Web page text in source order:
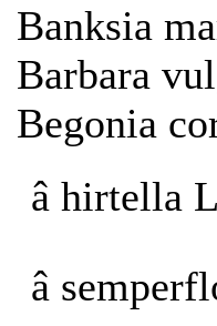
Banksia
Barbara
Begonia
â hirtella
â